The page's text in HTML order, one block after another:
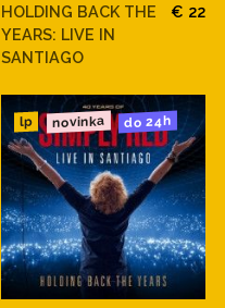
HOLDING BACK THE
YEARS: LIVE IN
SANTIAGO
€ 22
lp novinka do 24h